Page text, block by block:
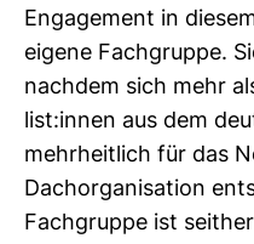
Enga­ge­ment in
eigene Fach­gruppe.
nachdem sich mehr
list:innen aus dem
mehr­heit­lich für das
Dach­or­ga­ni­sa­tion
Fach­gruppe ist